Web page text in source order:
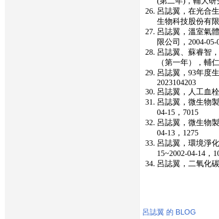
呂誌翼，在光合
生物科技股份有限
呂誌翼，溫室氣
限公司，2004-05-
呂誌翼、蘇睿智
（第一年），輔
呂誌翼，93年度
2023104203
呂誌翼，人工血
呂誌翼，微生物
04-15，7015
呂誌翼，微生物
04-13，1275
呂誌翼，環境淨
15~2002-04-14，
呂誌翼，二氧化
呂誌翼 的 BLOG